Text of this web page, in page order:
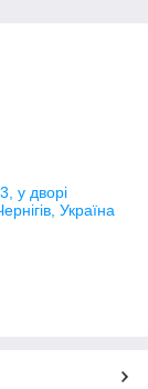
у дворі
Україна